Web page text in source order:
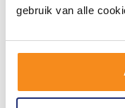
gebruik van alle
Binnen 5 (werk)dagen
Meer info